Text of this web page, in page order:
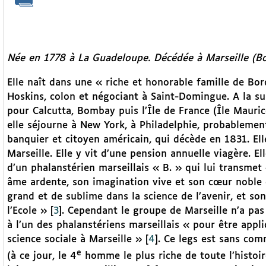
Née en 1778 à La Guadeloupe. Décédée à Marseille
Elle naît dans une « riche et honorable famille de
Hoskins, colon et négociant à Saint-Domingue. A la
pour Calcutta, Bombay puis l’Île de France (Île
elle séjourne à New York, à Philadelphie,
banquier et citoyen américain, qui décède en 1831.
Marseille. Elle y vit d’une pension annuelle viagère.
d’un phalanstérien marseillais « B. » qui lui
âme ardente, son imagination vive et son cœur
grand et de sublime dans la science de l’avenir, et
l’Ecole »[ 3] . Cependant le groupe de Marseille n’a
à l’un des phalanstériens marseillais « pour être
science sociale à Marseille »[ 4 . Ce legs est sans
(à ce jour, le 4e
homme le plus riche de toute